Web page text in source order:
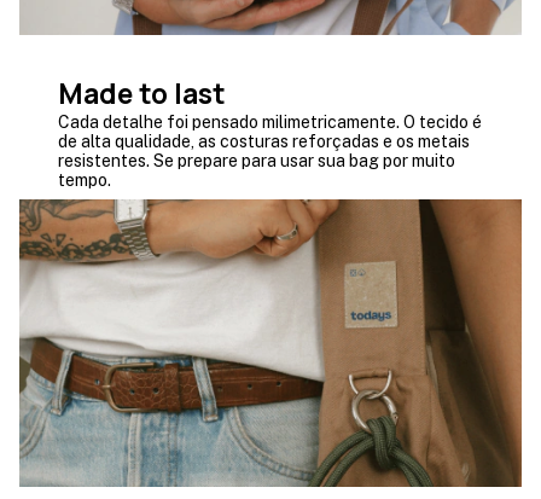
Made to last
Cada detalhe foi pensado milimetricamente. O tecido é
de alta qualidade, as costuras reforçadas e os metais
resistentes. Se prepare para usar sua bag por muito
tempo.